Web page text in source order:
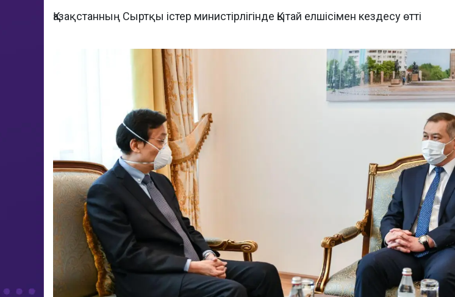
Қазақстанның Сыртқы істер министірлігінде Қытай елшісімен кездесу өтті